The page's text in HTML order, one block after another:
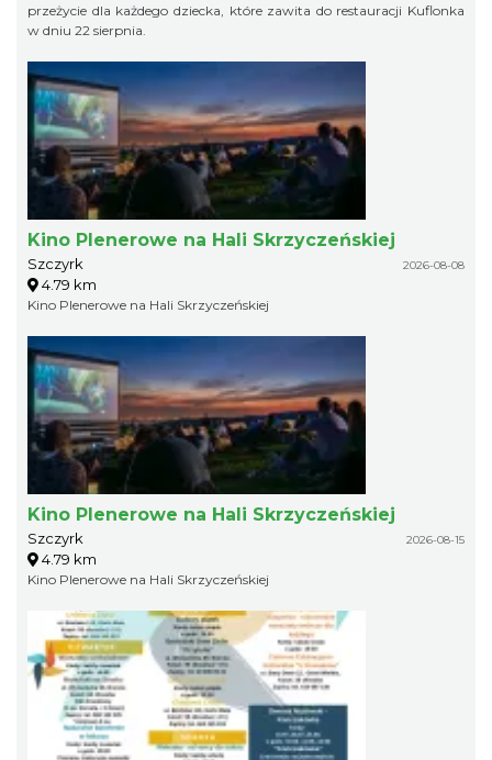
przeżycie dla każdego dziecka, które zawita do restauracji Kuflonka
w dniu 22 sierpnia.
Kino Plenerowe na Hali Skrzyczeńskiej
Szczyrk 2026-08-08
4.79 km
Kino Plenerowe na Hali Skrzyczeńskiej
Kino Plenerowe na Hali Skrzyczeńskiej
Szczyrk 2026-08-15
4.79 km
Kino Plenerowe na Hali Skrzyczeńskiej